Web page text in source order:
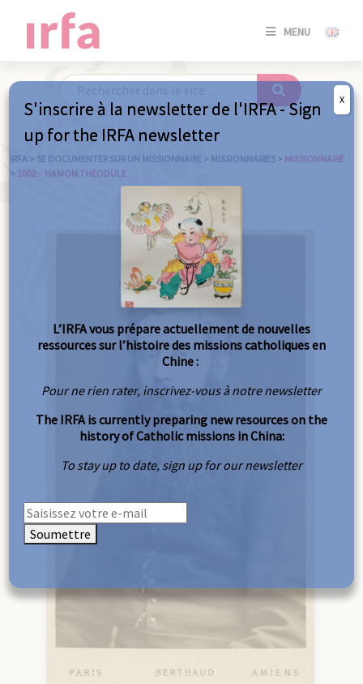
MENU
SE
/
IRFA > SE DOCUMENTER SUR UN MISSIONNAIRE > MISSIONNAIRES > MISSIONNAIRE
> 1002 – HAMON THÉODULE
S'inscrire à la newsletter de l'IRFA - Sign
up for the IRFA newsletter
L’IRFA vous prépare actuellement de nouvelles
ressources sur l’histoire des missions catholiques en
Chine :
Pour ne rien rater, inscrivez-vous à notre newsletter
The IRFA is currently preparing new resources on the
history of Catholic missions in China:
To stay up to date, sign up for our newsletter
Soumettre
X